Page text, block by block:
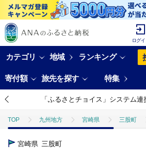
ログ
カテゴリ 地域 ランキング
寄付額 旅先を探す 特集
「ふるさとチョイス」システム
TOP 九州地方 宮崎県 三股町
TOP
宮崎県 三股町